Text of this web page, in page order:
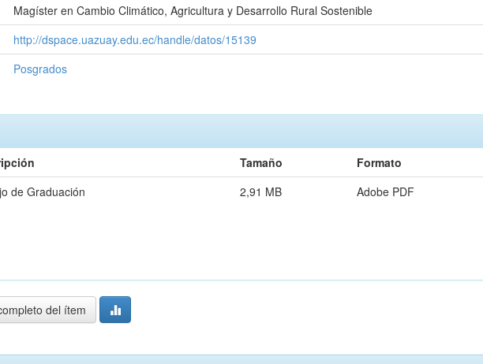
Magíster en Cambio Climático, Agricultura y Desarrollo Rural Sostenible
http://dspace.uazuay.edu.ec/handle/datos/15139
Posgrados
Tamaño
Formato
de Graduación 2,91 MB Adobe PDF
del ítem